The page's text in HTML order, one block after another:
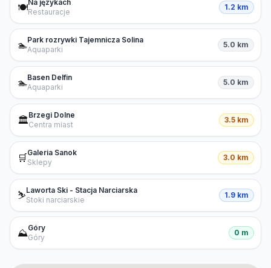
🍽️Na językach
Restauracje
1.2 km
🏊Park rozrywki Tajemnicza Solina
Aquaparki
5.0 km
🏊Basen Delfin
Aquaparki
5.0 km
🏛️Brzegi Dolne
Centra miast
3.5 km
🛒Galeria Sanok
Sklepy
3.0 km
⛷️Laworta Ski - Stacja Narciarska
Stoki narciarskie
1.9 km
⛰️Góry
Góry
0 m